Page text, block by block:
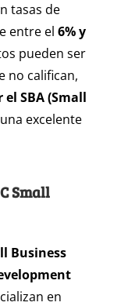
tasas de
entre el 6% y
pueden ser
no califican,
SBA (Small
excelente
Small
Business
en